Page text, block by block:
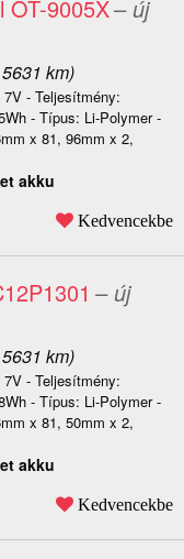
OT-9005X– új
km)
- Teljesítmény:
- Típus: Li-Polymer -
x 81, 96mm x 2,
akku
Kedvencekbe
– új
km)
- Teljesítmény:
- Típus: Li-Polymer -
x 81, 50mm x 2,
akku
Kedvencekbe